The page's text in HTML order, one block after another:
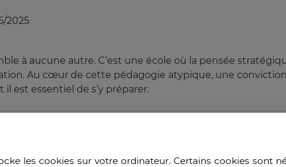
2025
à aucune autre. C’est une école où la pensée
Au cœur de cette pédagogie atypique, une
est essentiel de s’y préparer.
évolution, l’EGE propose une formation qui dépasse la
aux défis d’un monde économique en perpétuelle
la pédagogie.
les cookies sur votre ordinateur. Certains cookies sont